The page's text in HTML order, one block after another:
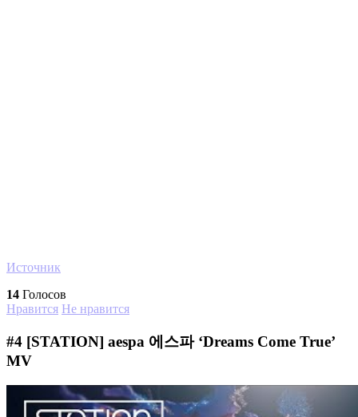
Источник
14 Голосов
Нравится Не нравится
#4 [STATION] aespa 에스파 ‘Dreams Come True’
MV